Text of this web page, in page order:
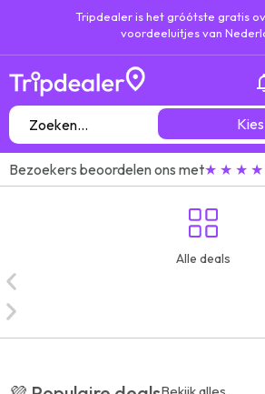
Tripdealer is het gróótste gratis
voordeeluitjes van
Bezoekers beoordelen ons met★ ★ ★
Alle deals